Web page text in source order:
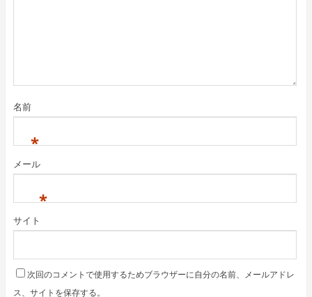
名前
*
メール
*
サイト
次回のコメントで使用するためブラウザーに自分の名前、メールアドレ
ス、サイトを保存する。